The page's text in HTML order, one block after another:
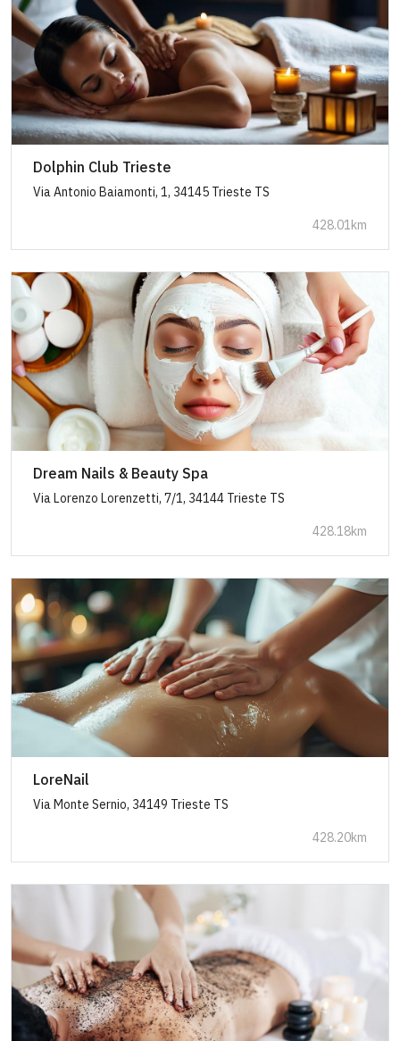
Dolphin Club Trieste
Via Antonio Baiamonti, 1, 34145 Trieste TS
428.01km
Dream Nails & Beauty Spa
Via Lorenzo Lorenzetti, 7/1, 34144 Trieste TS
428.18km
LoreNail
Via Monte Sernio, 34149 Trieste TS
428.20km